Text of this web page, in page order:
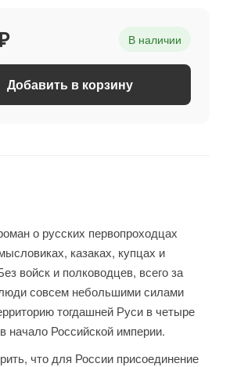
В наличии
Добавить в корзину
о русских первопроходцах
казаках, купцах и
войск и полководцев, всего за
совсем небольшими силами
тогдашней Руси в четыре
начало Российской империи.
что для России присоединение